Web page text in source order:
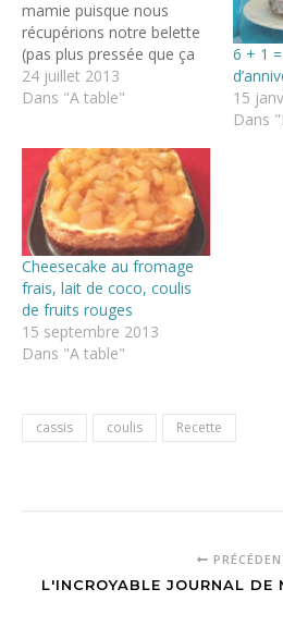
mamie puisque nous
récupérions notre belette
(pas plus pressée que ça
de nous voir puisque
pourrie/gâtée par mamie).
père (cf bénévoles dans le
sang) dans le village, pour
laquelle papy a accoutré…
24 juillet 2013
Dans "A table"
6 + 1
15
Dans
Cheesecake au fromage
frais, lait de coco, coulis
de fruits rouges
15 septembre 2013
Dans "A table"
cassis coulis Recette
L'INCROYABLE JOURNAL DE